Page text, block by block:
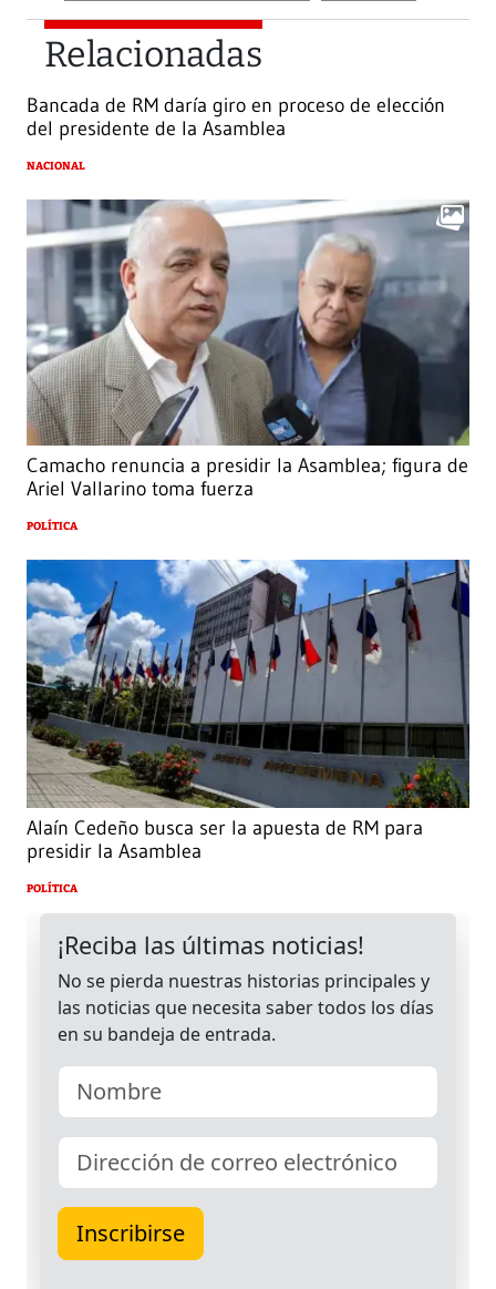
Relacionadas
Bancada de RM daría giro en proceso de elección
del presidente de la Asamblea
NACIONAL
Camacho renuncia a presidir la Asamblea; figura de
Ariel Vallarino toma fuerza
POLÍTICA
Alaín Cedeño busca ser la apuesta de RM para
presidir la Asamblea
POLÍTICA